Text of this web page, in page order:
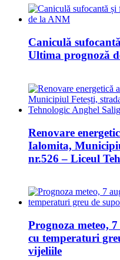
Caniculă
Ultima prognoză
Renovare
Ialomita,
nr.526 – Liceul
Prognoza meteo,
cu temperaturi
vijeliile